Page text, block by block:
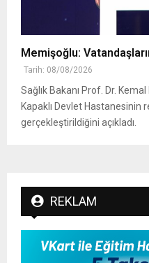
Memişoğlu:
Tarih: 08/08/2026
Sağlık Bakanı Prof. Dr.
Kapaklı Devlet Hastanesinin
gerçekleştirildiğini açıkladı.
REKLAM